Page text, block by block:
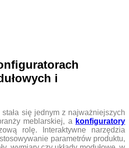
i
się jednym z najważniejszych
meblarskiej, a konfiguratory
rolę. Interaktywne narzędzia
parametrów produktu,